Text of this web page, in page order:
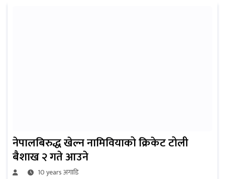
नेपालबिरुद्ध खेल्न नामिवियाको क्रिकेट टोली
बैशाख २ गते आउने
10 years अगाडि